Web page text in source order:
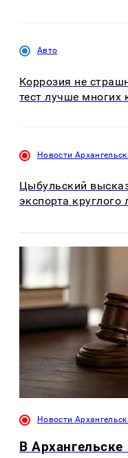
Авто
Коррозия не
тест лучше многих
Новости
Цыбульский
экспорта круглого
Новости
В